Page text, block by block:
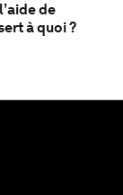
de
à quoi ?